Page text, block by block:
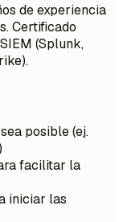
de experiencia
Certificado
(Splunk,
posible (ej.
facilitar la
iniciar las